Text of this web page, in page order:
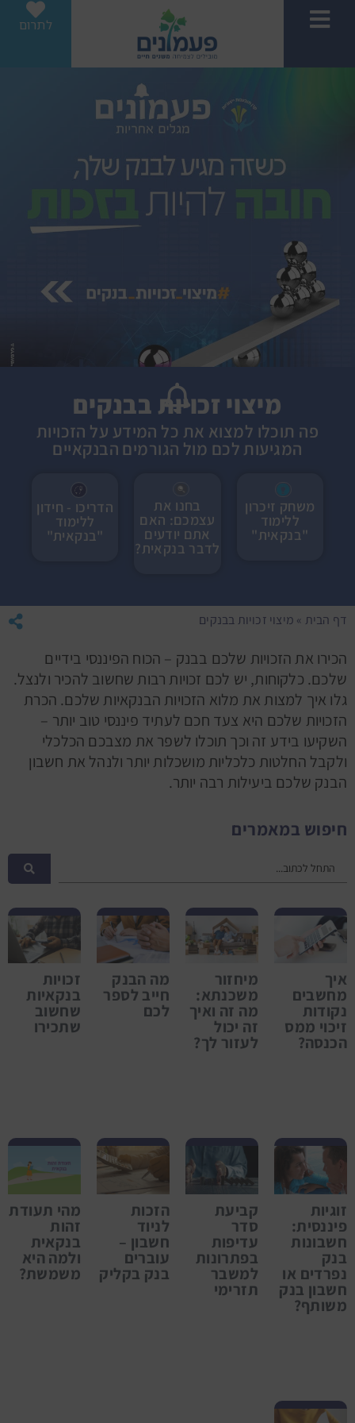
לתרום
מיצוי זכויות בבנקים
פה תוכלו למצוא את כל המידע על הזכויות
המגיעות לכם מול הגורמים הבנקאיים
משחק זיכרון
ללימוד
"בנקאית"
בחנו את
עצמכם: האם
אתם יודעים
לדבר בנקאית?
הדריכו - חידון
ללימוד
"בנקאית"
דף הבית » מיצוי זכויות בבנקים
הכירו את הזכויות שלכם בבנק – הכוח הפיננסי בידיים
שלכם. כלקוחות, יש לכם זכויות רבות שחשוב להכיר ולנצל.
גלו איך למצות את מלוא הזכויות הבנקאיות שלכם. הכרת
הזכויות שלכם היא צעד חכם לעתיד פיננסי טוב יותר –
השקיעו בידע זה וכך תוכלו לשפר את מצבכם הכלכלי
ולקבל החלטות כלכליות מושכלות יותר ולנהל את חשבון
הבנק שלכם ביעילות רבה יותר.
חיפוש במאמרים
איך
מחשבים
נקודות
זיכוי ממס
הכנסה?
מיחזור
משכנתא:
מה זה ואיך
זה יכול
לעזור לך?
מה הבנק
חייב לספר
לכם
זכויות
בנקאיות
שחשוב
שתכירו
זוגיות
פיננסית:
חשבונות
בנק
נפרדים או
חשבון בנק
משותף?
קביעת
סדר
עדיפות
בפתרונות
למשבר
תזרימי
הזכות
לניוד
חשבון –
עוברים
בנק בקליק
מהי תעודת
זהות
בנקאית
ולמה היא
משמשת?